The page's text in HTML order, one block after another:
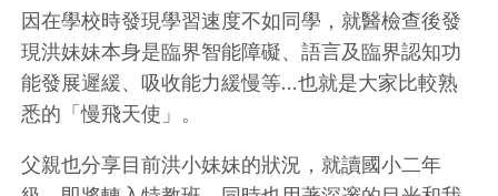
因在學校時發現學習速度不如同學，就醫檢查後發
現洪妹妹本身是臨界智能障礙、語言及臨界認知功
能發展遲緩、吸收能力緩慢等…也就是大家比較熟
悉的「慢飛天使」。
父親也分享目前洪小妹妹的狀況，就讀國小二年